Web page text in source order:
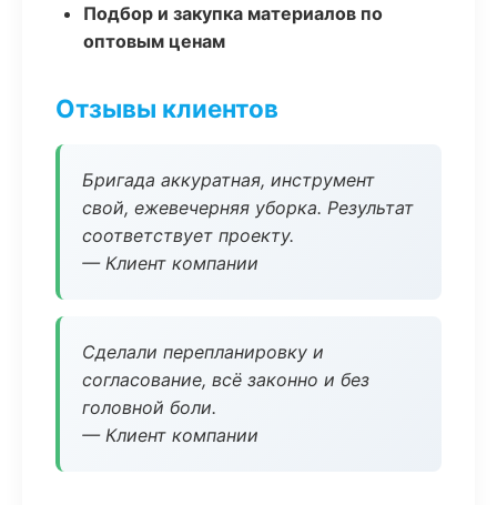
Подбор и закупка материалов по
оптовым ценам
Отзывы клиентов
Бригада аккуратная, инструмент
свой, ежевечерняя уборка. Результат
соответствует проекту.
— Клиент компании
Сделали перепланировку и
согласование, всё законно и без
головной боли.
— Клиент компании